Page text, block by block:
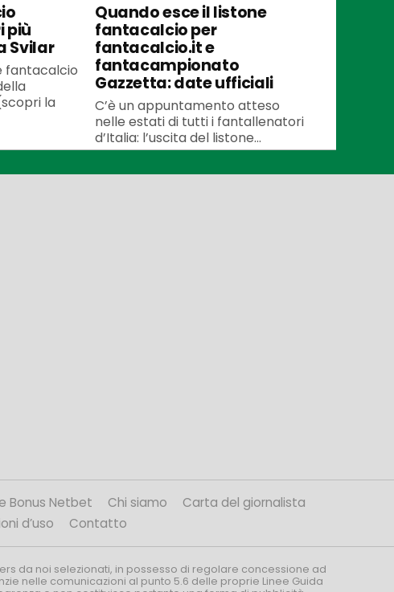
più
Svilar
fantacalcio
la
Quando esce il listone
fantacalcio per
fantacalcio.it e
fantacampionato
Gazzetta: date ufficiali
C’è un appuntamento atteso
nelle estati di tutti i fantallenatori
d’Italia: l’uscita del listone...
Bonus Netbet Chi siamo
Carta del giornalista
d’uso Contatto
da noi selezionati, in possesso di regolare concessione ad
nelle comunicazioni al punto 5.6 delle proprie Linee Guida